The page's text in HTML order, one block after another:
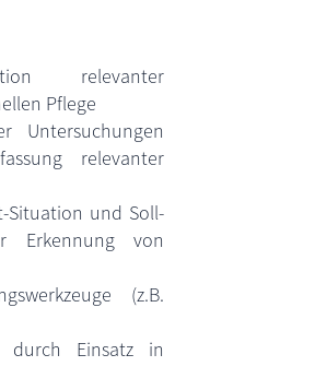
relevanter
Pflege
Untersuchungen
relevanter
Situation und Soll-
Erkennung von
(z.B.
durch Einsatz in